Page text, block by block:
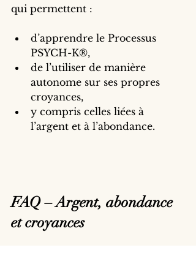
qui permettent :
d’apprendre le Processus
PSYCH-K®,
de l’utiliser de manière
autonome sur ses propres
croyances,
y compris celles liées à
l’argent et à l’abondance.
FAQ – Argent, abondance
et croyances